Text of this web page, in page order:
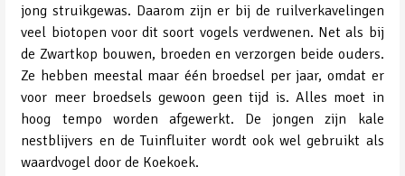
jong struikgewas. Daarom zijn er bij de ruilverkavelingen
veel biotopen voor dit soort vogels verdwenen. Net als bij
de Zwartkop bouwen, broeden en verzorgen beide ouders.
Ze hebben meestal maar één broedsel per jaar, omdat er
voor meer broedsels gewoon geen tijd is. Alles moet in
hoog tempo worden afgewerkt. De jongen zijn kale
nestblijvers en de Tuinfluiter wordt ook wel gebruikt als
waardvogel door de Koekoek.